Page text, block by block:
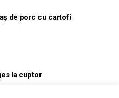
de porc cu cartofi
la cuptor